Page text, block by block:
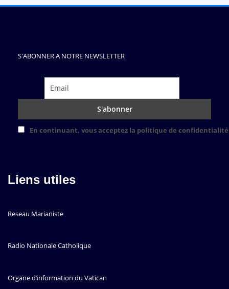
S'ABONNER A NOTRE NEWSLETTER
En continuant, vous acceptez la politique de confidentialité
Liens utiles
Reseau Marianiste
Radio Nationale Catholique
Organe d’information du Vatican